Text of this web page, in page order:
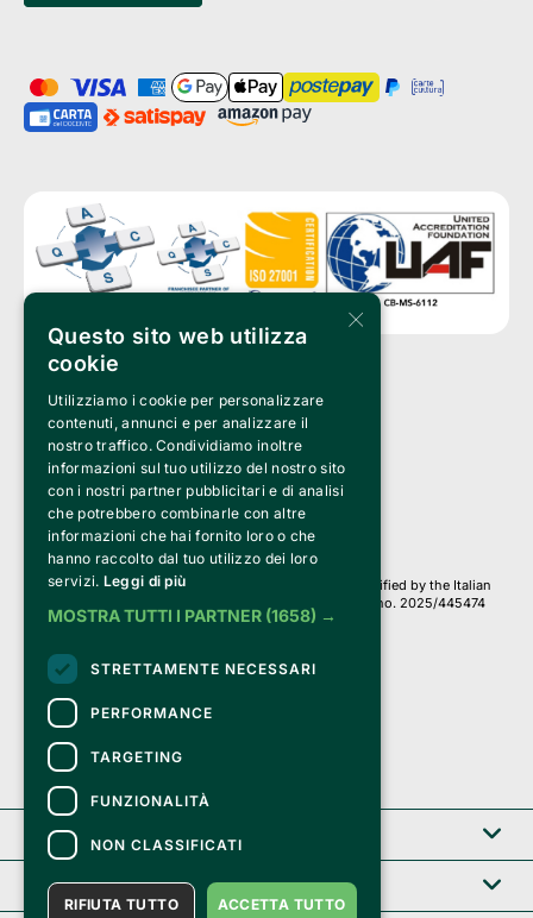
Clappit is a trademark of:
Bemils Srl
a Socio Unico
Via Fosse Ardeatine, 4 -20092 Cinisello Balsamo (MI)
PI 05589050961
Iscr. C.C.I.A.A. Milano R.E.A. 1833471
© 2010-2025 Bemils Srl - All rights reserved
Credits:
Clappit is based on the Belive 6.2 ticketing platform, certified by the Italian
Revenue Agency (Agenzia delle Entrate) under protocol no. 2025/445474
dated November 6, 2025.
they are secure and protected by an SSL certificate
with 128-bit encryption.
Clappit
Help center
×
Questo sito web utilizza
cookie
Utilizziamo i cookie per personalizzare
contenuti, annunci e per analizzare il
nostro traffico. Condividiamo inoltre
informazioni sul tuo utilizzo del nostro sito
con i nostri partner pubblicitari e di analisi
che potrebbero combinarle con altre
informazioni che hai fornito loro o che
hanno raccolto dal tuo utilizzo dei loro
servizi. Leggi di più
MOSTRA TUTTI I PARTNER (1658) →
STRETTAMENTE NECESSARI
PERFORMANCE
TARGETING
FUNZIONALITÀ
NON CLASSIFICATI
ACCETTA TUTTO
RIFIUTA TUTTO